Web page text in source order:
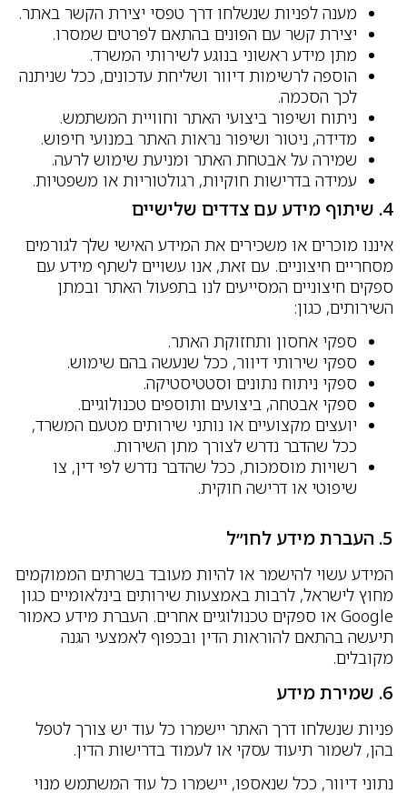
מענה לפניות שנשלחו דרך טפסי יצירת הקשר באתר.
יצירת קשר עם הפונים בהתאם לפרטים שמסרו.
מתן מידע ראשוני בנוגע לשירותי המשרד.
הוספה לרשימות דיוור ושליחת עדכונים, ככל שניתנה
לכך הסכמה.
ניתוח ושיפור ביצועי האתר וחוויית המשתמש.
מדידה, ניטור ושיפור נראות האתר במנועי חיפוש.
שמירה על אבטחת האתר ומניעת שימוש לרעה.
עמידה בדרישות חוקיות, רגולטוריות או משפטיות.
4. שיתוף מידע עם צדדים שלישיים
איננו מוכרים או משכירים את המידע האישי שלך לגורמים
מסחריים חיצוניים. עם זאת, אנו עשויים לשתף מידע עם
ספקים חיצוניים המסייעים לנו בתפעול האתר ובמתן
השירותים, כגון:
ספקי אחסון ותחזוקת האתר.
ספקי שירותי דיוור, ככל שנעשה בהם שימוש.
ספקי ניתוח נתונים וסטטיסטיקה.
ספקי אבטחה, ביצועים ותוספים טכנולוגיים.
יועצים מקצועיים או נותני שירותים מטעם המשרד,
ככל שהדבר נדרש לצורך מתן השירות.
רשויות מוסמכות, ככל שהדבר נדרש לפי דין, צו
שיפוטי או דרישה חוקית.
5. העברת מידע לחו״ל
המידע עשוי להישמר או להיות מעובד בשרתים הממוקמים
מחוץ לישראל, לרבות באמצעות שירותים בינלאומיים כגון
Google או ספקים טכנולוגיים אחרים. העברת מידע כאמור
תיעשה בהתאם להוראות הדין ובכפוף לאמצעי הגנה
מקובלים.
6. שמירת מידע
פניות שנשלחו דרך האתר יישמרו כל עוד יש צורך לטפל
בהן, לשמור תיעוד עסקי או לעמוד בדרישות הדין.
נתוני דיוור, ככל שנאספו, יישמרו כל עוד המשתמש מנוי